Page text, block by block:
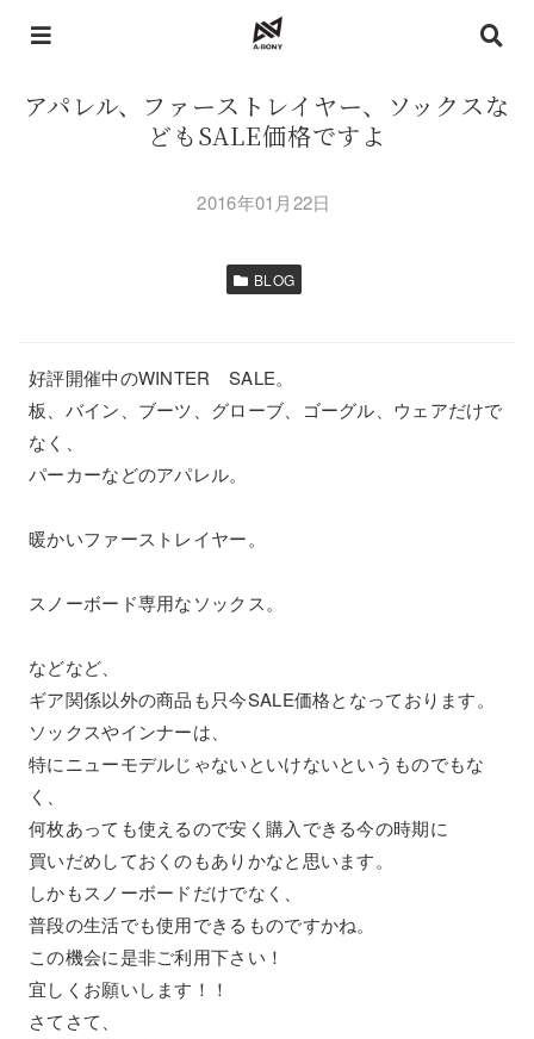
アパレル、ファーストレイヤー、ソックスな
どもSALE価格ですよ
2016年01月22日
BLOG
好評開催中のWINTER SALE。
板、バイン、ブーツ、グローブ、ゴーグル、ウェアだけで
なく、
パーカーなどのアパレル。
暖かいファーストレイヤー。
スノーボード専用なソックス。
などなど、
ギア関係以外の商品も只今SALE価格となっております。
ソックスやインナーは、
特にニューモデルじゃないといけないというものでもな
く、
何枚あっても使えるので安く購入できる今の時期に
買いだめしておくのもありかなと思います。
しかもスノーボードだけでなく、
普段の生活でも使用できるものですかね。
この機会に是非ご利用下さい！
宜しくお願いします！！
さてさて、